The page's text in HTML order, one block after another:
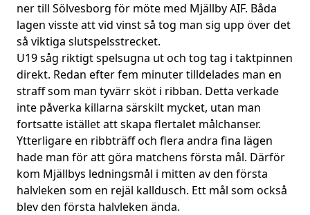
ner till Sölvesborg för möte med Mjällby AIF. Båda
lagen visste att vid vinst så tog man sig upp över det
så viktiga slutspelsstrecket.
U19 såg riktigt spelsugna ut och tog tag i taktpinnen
direkt. Redan efter fem minuter tilldelades man en
straff som man tyvärr sköt i ribban. Detta verkade
inte påverka killarna särskilt mycket, utan man
fortsatte istället att skapa flertalet målchanser.
Ytterligare en ribbträff och flera andra fina lägen
hade man för att göra matchens första mål. Därför
kom Mjällbys ledningsmål i mitten av den första
halvleken som en rejäl kalldusch. Ett mål som också
blev den första halvleken ända.